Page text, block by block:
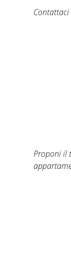
Contattaci
Proponi il